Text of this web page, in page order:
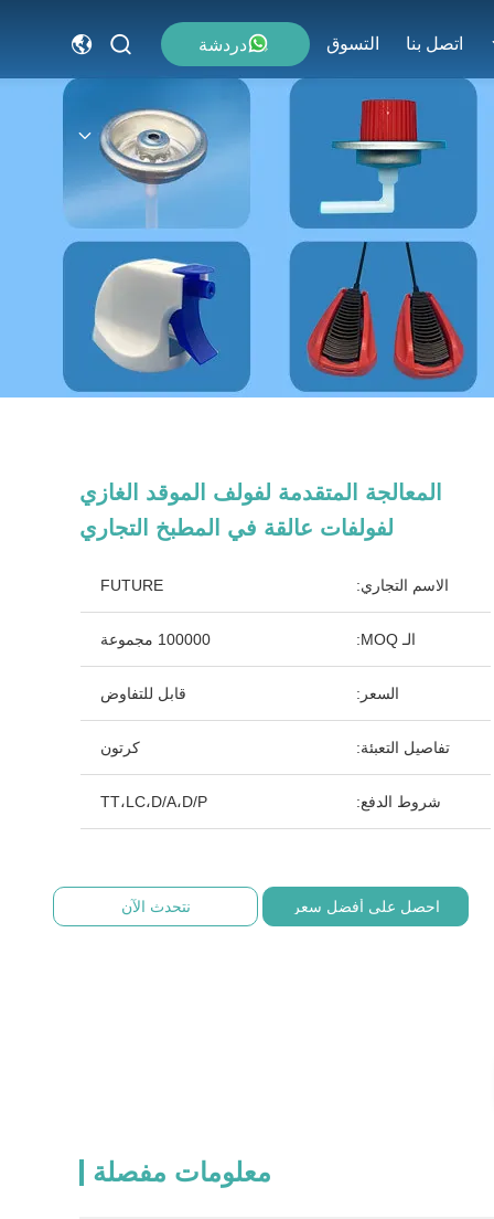
اتصل بنا التسوق دردشة
المعالجة المتقدمة لفولف الموقد الغازي
لفولفات عالقة في المطبخ التجاري
الاسم التجاري: FUTURE
الـ MOQ: 100000 مجموعة
السعر: قابل للتفاوض
تفاصيل التعبئة: كرتون
شروط الدفع: TT،LC،D/A،D/P
احصل على أفضل سعر نتحدث الآن
معلومات مفصلة